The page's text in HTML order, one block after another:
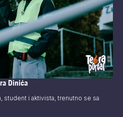
Dinića
student i aktivista, trenutno se sa